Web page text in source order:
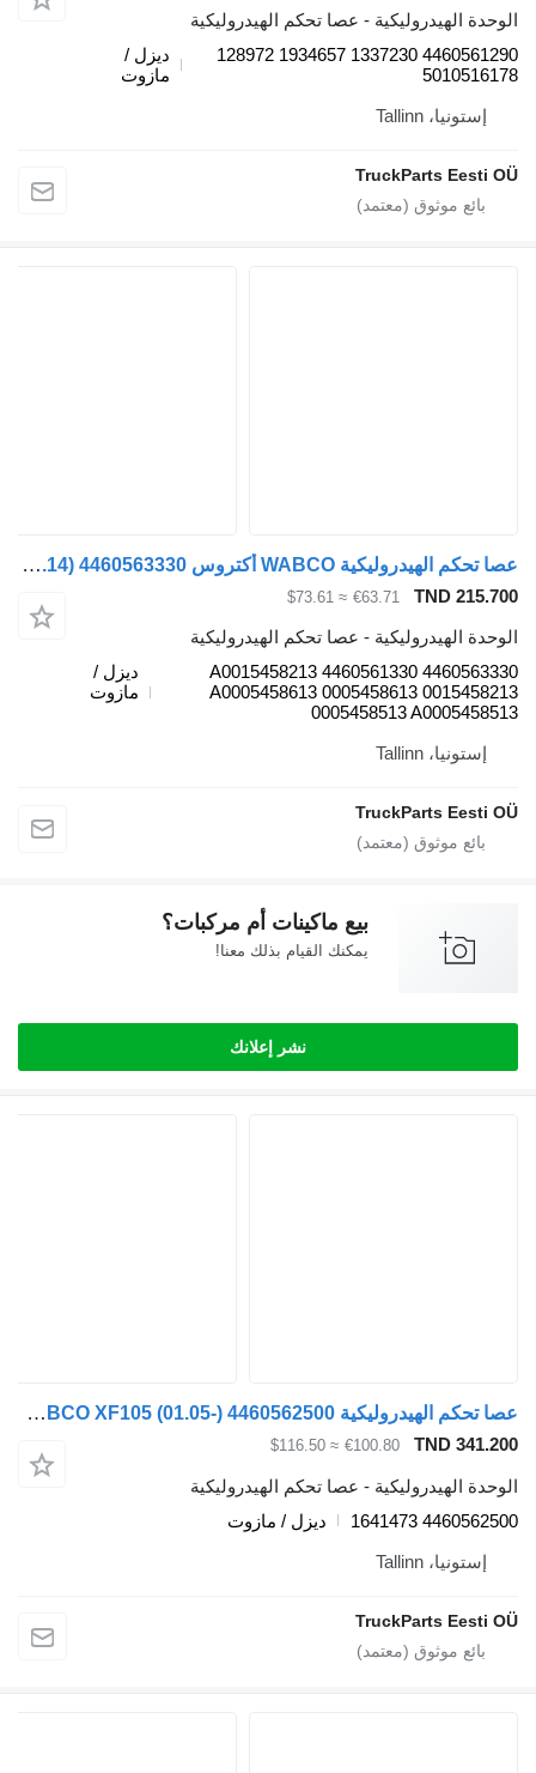
الهيدروليكية - عصا تحكم الهيدروليكية
4460561290 1337230 1934657 128972
ديزل /
مازوت
إستونيا، Tallinn
TruckParts Eesti
عصا تحكم الهيدروليكية WABCO أكتروس mp2/mp3 (01.02-12.14) 4460563330 لـ السيارات القاطرة Mercedes-Benz Actros, Axor MP1, MP2, MP3 (1996-2014)
TND
€63.71
≈ $73.61
الهيدروليكية - عصا تحكم الهيدروليكية
4460563330 4460561330 A0015458213
A0005458613 0005458613
0005458513
ديزل /
مازوت
إستونيا، Tallinn
TruckParts Eesti
بيع ماكينات أم مركبات؟
يمكنك القيام بذلك معنا!
نشر إعلانك
عصا تحكم الهيدروليكية WABCO XF105 (01.05-) 4460562500 لـ السيارات القاطرة DAF XF95, XF105 (2001-2014)
TND
€100.80
≈ $116.50
الهيدروليكية - عصا تحكم الهيدروليكية
4460562500
ديزل / مازوت
إستونيا، Tallinn
TruckParts Eesti